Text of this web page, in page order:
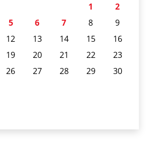
1
2
5 6 7 8
9
12 13 14 15
16
19 20 21 22
23
26 27 28 29
30